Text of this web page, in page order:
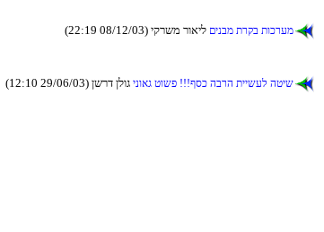
(22:19 08/12/03) יקרשמ רואיל םינבמ תרקב תוכרעמ
(12:10 29/06/03) ןשרד ןלוג ינואג טושפ !!!ףסכ הברה תיישעל הטיש